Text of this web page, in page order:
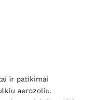
ir patikimai
aerozoliu.